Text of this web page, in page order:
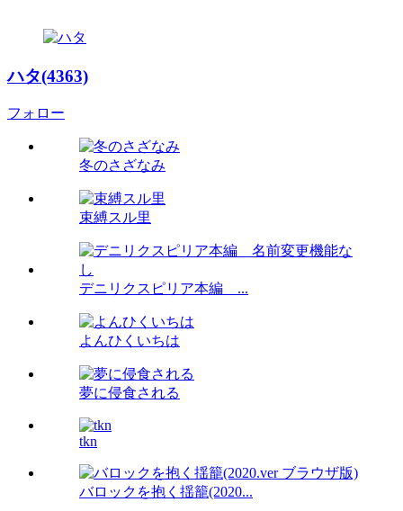
ハタ(4363)
フォロー
冬のさざなみ
束縛スル里
デニリクスピリア本編 ...
よんひくいちは
夢に侵食される
tkn
バロックを抱く揺籠(2020...